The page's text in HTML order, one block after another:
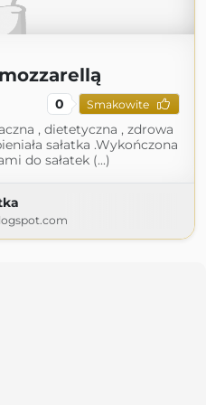
0 Smakowite
, dietetyczna , zdrowa
sałatka .Wykończona
do sałatek (...)